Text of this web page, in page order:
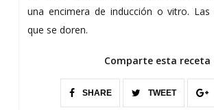
una encimera de inducción o vitro.
que se doren.
Comparte esta receta
SHARE TWEET